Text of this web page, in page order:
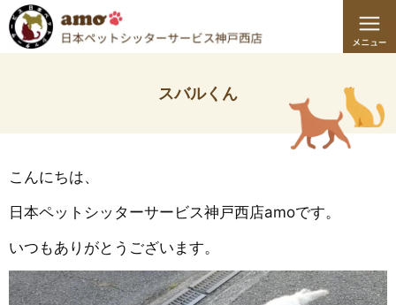
スバルくん
こんにちは、
日本ペットシッターサービス神戸西店amoです。
いつもありがとうございます。